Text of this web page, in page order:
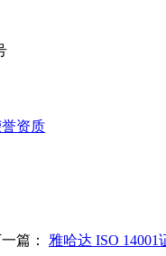
资质
篇： 雅哈达 ISO 14001